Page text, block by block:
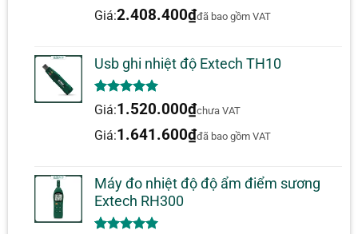
Giá:2.408.400₫đã bao gồm VAT
Usb ghi nhiệt độ Extech TH10
5.00trên 5
dựa trên
1
đánh giá
Giá:1.520.000₫chưa VAT
Giá:1.641.600₫đã bao gồm VAT
Máy đo nhiệt độ độ ẩm điểm sương
Extech RH300